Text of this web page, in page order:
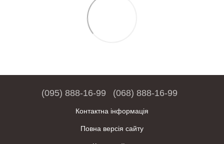
(095) 888-16-99 (068) 888-16-99
Контактна інформація
Повна версія сайту